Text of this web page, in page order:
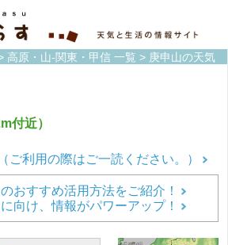
高原・山-関東・甲信 一覧 > 庚申山の天気
付近）
利用の際はご一読ください。）
おすすめ活用方法をご紹介！
向け、情報がパワーアップ！